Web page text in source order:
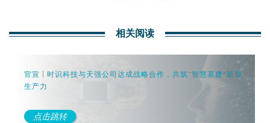
相关阅读
官宣 | 时识科技与天强公司达成战略合作，共筑“智慧基建”新质
生产力
点击跳转